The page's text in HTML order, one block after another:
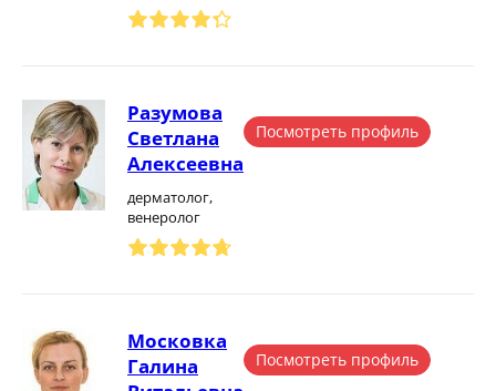
Разумова
Светлана
Алексеевна
дерматолог,
венеролог
Посмотреть профиль
Московка
Галина
Посмотреть профиль